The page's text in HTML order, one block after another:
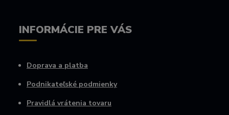
INFORMÁCIE PRE VÁS
Doprava a platba
Podnikateľské podmienky
Pravidlá vrátenia tovaru